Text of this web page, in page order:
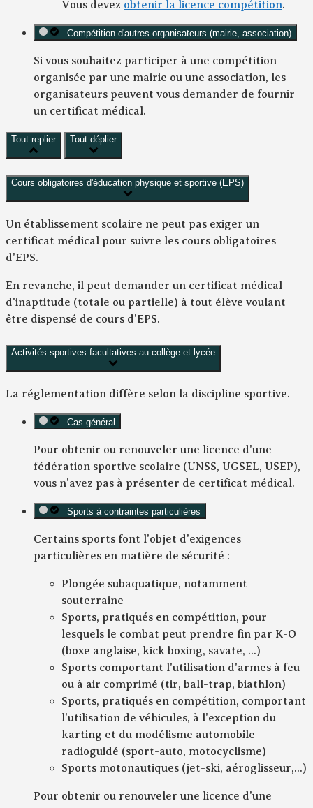
Vous devez obtenir la licence compétition.
Compétition d'autres organisateurs (mairie, association)
Si vous souhaitez participer à une compétition
organisée par une mairie ou une association, les
organisateurs peuvent vous demander de fournir
un certificat médical.
Tout replier Tout déplier
Cours obligatoires d'éducation physique et sportive (EPS)
Un établissement scolaire ne peut pas exiger un
certificat médical pour suivre les cours obligatoires
d'EPS.
En revanche, il peut demander un certificat médical
d'inaptitude (totale ou partielle) à tout élève voulant
être dispensé de cours d'EPS.
Activités sportives facultatives au collège et lycée
La réglementation diffère selon la discipline sportive.
Cas général
Pour obtenir ou renouveler une licence d'une
fédération sportive scolaire (UNSS, UGSEL, USEP),
vous n'avez pas à présenter de certificat médical.
Sports à contraintes particulières
Certains sports font l'objet d'exigences
particulières en matière de sécurité :
Plongée subaquatique, notamment
souterraine
Sports, pratiqués en compétition, pour
lesquels le combat peut prendre fin par K-O
(boxe anglaise, kick boxing, savate, ...)
Sports comportant l'utilisation d'armes à feu
ou à air comprimé (tir, ball-trap, biathlon)
Sports, pratiqués en compétition, comportant
l'utilisation de véhicules, à l'exception du
karting et du modélisme automobile
radioguidé (sport-auto, motocyclisme)
Sports motonautiques (jet-ski, aéroglisseur,...)
Pour obtenir ou renouveler une licence d'une